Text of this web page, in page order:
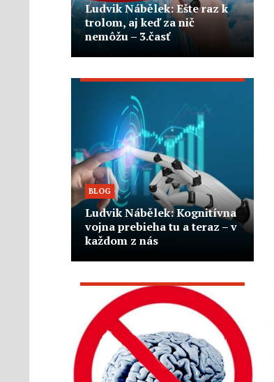
Ludvik Nábělek: Ešte raz k
trolom, aj keď za nič
nemôžu – 3.časť
BLOG
Ludvik Nábělek: Kognitívna
vojna prebieha tu a teraz – v
každom z nás